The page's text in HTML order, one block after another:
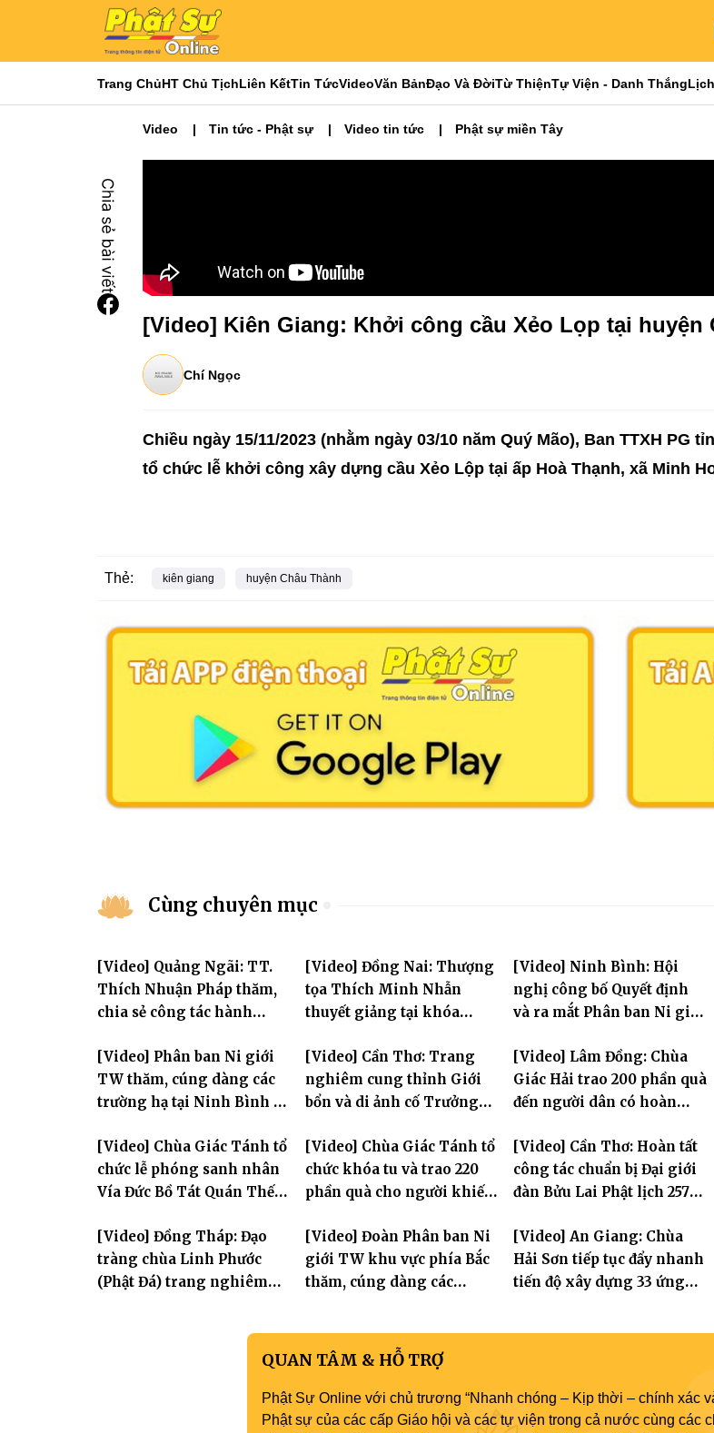
Trang ChủHT Chủ TịchLiên KếtTin TứcVideoVăn BảnĐạo Và ĐờiTừ ThiệnTự Viện - Danh Thắng
Video Tin tức - Phật sự Video tin tức Phật sự miền Tây
[Video] Kiên Giang: Khởi công cầu Xẻo Lọp tại huyện
Chí Ngọc
Chiều ngày 15/11/2023 (nhằm ngày 03/10 năm Quý Mão), Ban TTXH
tổ chức lễ khởi công xây dựng cầu Xẻo Lộp tại ấp Hoà Thạnh, xã Minh
Thẻ: kiên giang huyện Châu Thành
Cùng chuyên mục
[Video] Quảng Ngãi: TT.
Thích Nhuận Pháp thăm,
chia sẻ công tác hành
chư hành giả Ni
[Video] Đồng Nai: Thượng
tọa Thích Minh Nhẫn
thuyết giảng tại khóa
[Video] Ninh Bình: Hội
nghị công bố Quyết định
và ra mắt Phân ban Ni giới
[Video] Phân ban Ni giới
TW thăm, cúng dàng các
trường hạ tại Ninh Bình và
thần hộ trì Tam bảo
[Video] Cần Thơ: Trang
nghiêm cung thỉnh Giới
bổn và di ảnh cố Trưởng
Tôn hiệu Đại giới đàn – về
hai giới trường
[Video] Lâm Đồng: Chùa
Giác Hải trao 200 phần quà
đến người dân có hoàn
Dương
[Video] Chùa Giác Tánh tổ
chức lễ phóng sanh nhân
Vía Đức Bồ Tát Quán Thế
[Video] Chùa Giác Tánh tổ
chức khóa tu và trao 220
phần quà cho người khiếm
[Video] Cần Thơ: Hoàn tất
công tác chuẩn bị Đại giới
đàn Bửu Lai Phật lịch 2570,
đăng đàn cầu giới
[Video] Đồng Tháp: Đạo
tràng chùa Linh Phước
(Phật Đá) trang nghiêm
[Video] Đoàn Phân ban Ni
giới TW khu vực phía Bắc
thăm, cúng dàng các
[Video] An Giang: Chùa
Hải Sơn tiếp tục đẩy nhanh
tiến độ xây dựng 33 ứng
QUAN TÂM & HỖ TRỢ
Phật Sự Online với chủ trương “Nhanh chóng – Kịp thời – chính xác
Phật sự của các cấp Giáo hội và các tự viện trong cả nước cùng các